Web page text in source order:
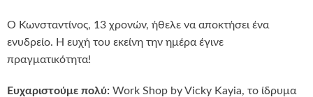
Ο Κωνσταντίνος, 13 χρονών, ήθελε να αποκτήσει ένα
ενυδρείο. Η ευχή του εκείνη την ημέρα έγινε
πραγματικότητα!
Ευχαριστούμε πολύ: Work Shop by Vicky Kayia, το ίδρυμα